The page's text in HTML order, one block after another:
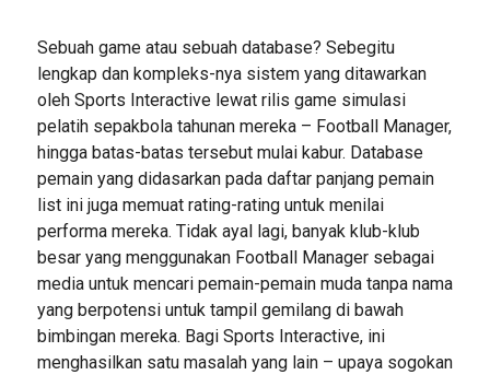
Sebuah game atau sebuah database? Sebegitu
lengkap dan kompleks-nya sistem yang ditawarkan
oleh Sports Interactive lewat rilis game simulasi
pelatih sepakbola tahunan mereka – Football Manager,
hingga batas-batas tersebut mulai kabur. Database
pemain yang didasarkan pada daftar panjang pemain
list ini juga memuat rating-rating untuk menilai
performa mereka. Tidak ayal lagi, banyak klub-klub
besar yang menggunakan Football Manager sebagai
media untuk mencari pemain-pemain muda tanpa nama
yang berpotensi untuk tampil gemilang di bawah
bimbingan mereka. Bagi Sports Interactive, ini
menghasilkan satu masalah yang lain – upaya sogokan